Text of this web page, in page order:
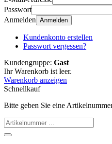
Passwort
Anmelden Anmelden
Kundenkonto erstellen
Passwort vergessen?
Kundengruppe: Gast
Ihr Warenkorb ist leer.
Warenkorb anzeigen
Schnellkauf
Bitte geben Sie eine